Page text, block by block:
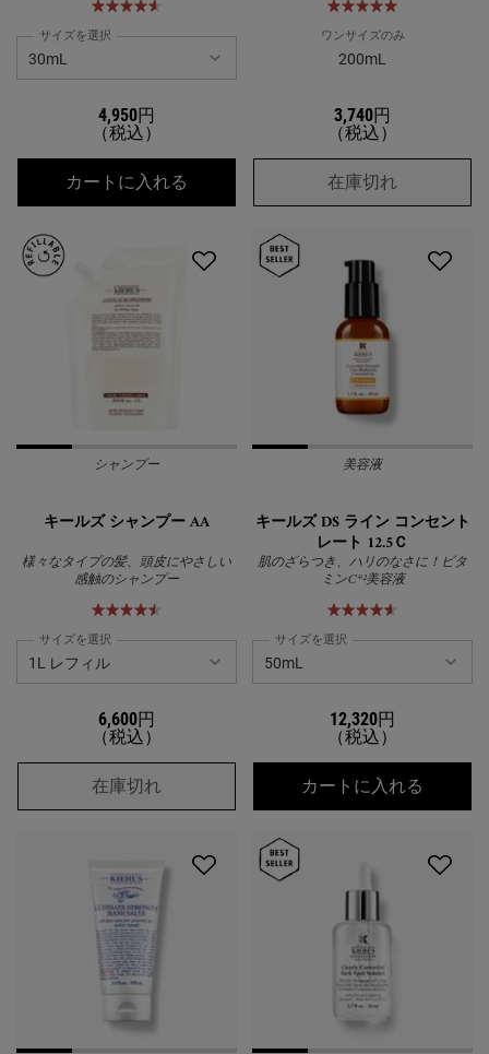
サイズを選択
4,950円
（税込）
カートに入れる キールズ ＤＳ ＵＶディフェンス アド
ワンサイズのみ
200mL
3,740円
（税込）
在庫切れ
シャンプー
キールズ シャンプー AA
様々なタイプの髪、頭皮にやさしい
感触のシャンプー
サイズを選択
6,600円
（税込）
在庫切れ キールズ シャンプー AA
美容液
キールズ DS ライン コンセント
レート 12.5Ｃ
肌のざらつき、ハリのなさに！ビタ
ミンC*²美容液
サイズを選択
12,320円
（税込）
カートに入れる